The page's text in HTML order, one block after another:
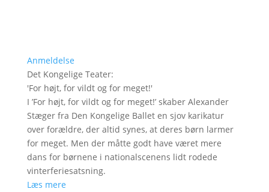
Anmeldelse
Det Kongelige Teater:
'For højt, for vildt og for meget!'
I ’For højt, for vildt og for meget!’ skaber Alexander
Stæger fra Den Kongelige Ballet en sjov karikatur
over forældre, der altid synes, at deres børn larmer
for meget. Men der måtte godt have været mere
dans for børnene i nationalscenens lidt rodede
vinterferiesatsning.
Læs mere